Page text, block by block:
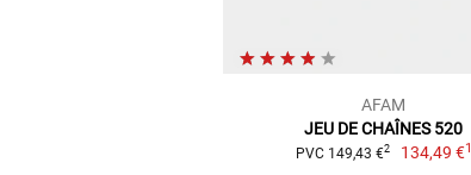
AFAM
JEU DE CHAÎNES 520
PVC 149,43 €2 134,49 €1